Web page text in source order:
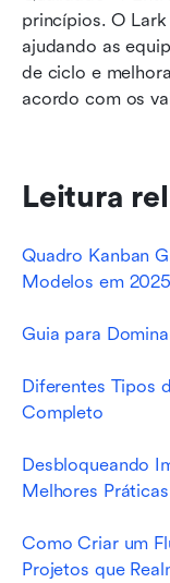
princípios. O
ajudando as
de ciclo e
acordo com os
Leitura
Quadro Kanban
Modelos em 2025
Guia para
Diferentes Tipos
Completo
Desbloqueando
Melhores
Como Criar um
Projetos que